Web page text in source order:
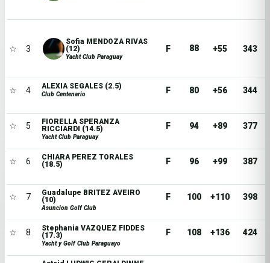
☆ 3
Sofia MENDOZA RIVAS
(12)
Yacht Club Paraguay
F 88 +55 343
☆ 4 ALEXIA SEGALES (2.5)
Club Centenario F 80 +56 344
☆ 5
FIORELLA SPERANZA
RICCIARDI (14.5)
Yacht Club Paraguay
F 94 +89 377
☆ 6
CHIARA PEREZ TORALES
(18.5)
F 96 +99 387
☆ 7
Guadalupe BRITEZ AVEIRO
(10)
Asuncion Golf Club
F 100 +110 398
☆ 8
Stephania VAZQUEZ FIDDES
(17.3)
Yacht y Golf Club Paraguayo
F 108 +136 424